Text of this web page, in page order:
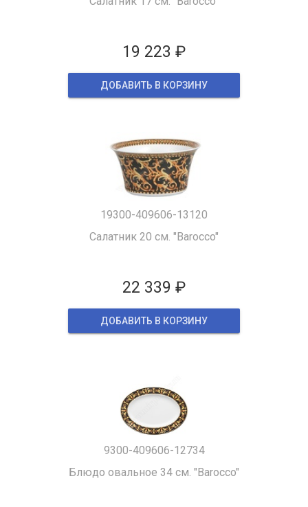
19 223 ₽
ДОБАВИТЬ В КОРЗИНУ
19300-409606-13120
Салатник 20 см. "Barocco"
22 339 ₽
ДОБАВИТЬ В КОРЗИНУ
9300-409606-12734
Блюдо овальное 34 см. "Barocco"